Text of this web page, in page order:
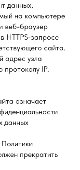
данных,
на компьютере
веб-браузер
HTTPS-запросе
сайта.
адрес узла
протоколу IP.
означает
данных
прекратить